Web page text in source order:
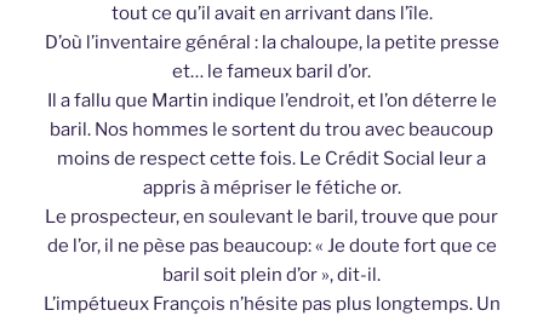
tout ce qu’il avait en arrivant dans l’île.
D’où l’inventaire général : la chaloupe, la petite presse
et… le fameux baril d’or.
Il a fallu que Martin indique l’endroit, et l’on déterre le
baril. Nos hommes le sortent du trou avec beaucoup
moins de respect cette fois. Le Crédit Social leur a
appris à mépriser le fétiche or.
Le prospecteur, en soulevant le baril, trouve que pour
de l’or, il ne pèse pas beaucoup: « Je doute fort que ce
baril soit plein d’or », dit-il.
L’impétueux François n’hésite pas plus longtemps. Un